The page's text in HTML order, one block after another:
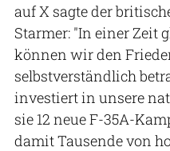
auf X sagte der
Starmer: "In einer Zeit
können wir den
selbstverständlich
investiert in unsere
sie 12 neue F-35A-
damit Tausende von